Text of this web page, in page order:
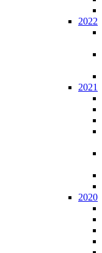
2022
2021
2020